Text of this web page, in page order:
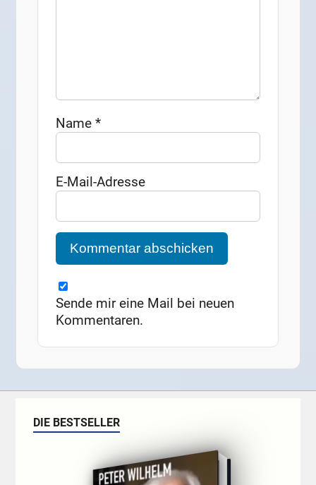
Name*
E-Mail-Adresse
Sende mir eine Mail bei neuen
Kommentaren.
DIE BESTSELLER